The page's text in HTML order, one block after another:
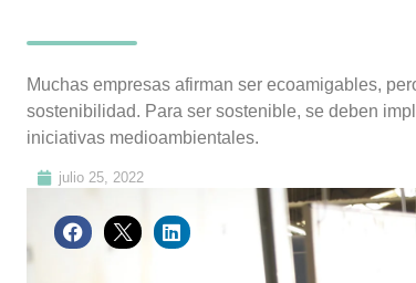
Muchas empresas afirman ser ecoamigables,
sostenibilidad. Para ser sostenible, se deben
iniciativas medioambientales.
julio 25, 2022